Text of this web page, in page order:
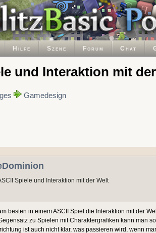
Hilfe Szene Forum Chat
und Interaktion mit
Gamedesign
Spiele und Interaktion mit der Welt
besten in einem ASCII Spiel die Interaktion mit der
zu Spielen mit Charaktergrafiken kann man
ist auch nicht klar, was passieren wird, wenn